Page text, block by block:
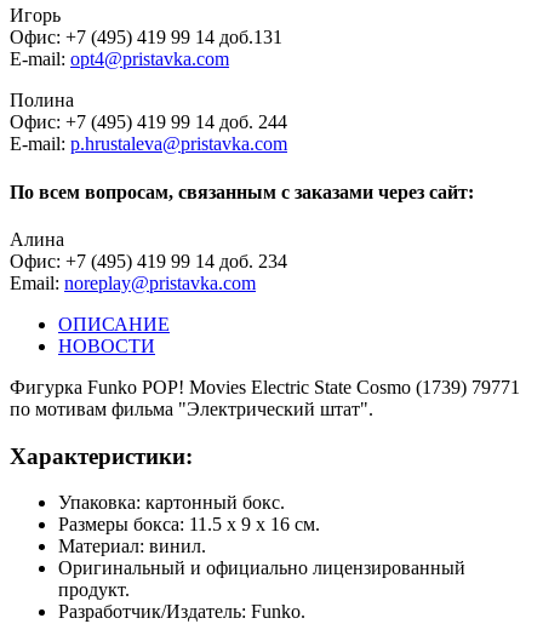
Игорь
Офис: +7 (495) 419 99 14 доб.131
E-mail: opt4@pristavka.com
Полина
Офис: +7 (495) 419 99 14 доб. 244
E-mail: p.hrustaleva@pristavka.com
По всем вопросам, связанным с заказами через сайт:
Алина
Офис: +7 (495) 419 99 14 доб. 234
Email: noreplay@pristavka.com
ОПИСАНИЕ
НОВОСТИ
Фигурка Funko POP! Movies Electric State Cosmo (1739) 79771
по мотивам фильма "Электрический штат".
Характеристики:
Упаковка: картонный бокс.
Размеры бокса: 11.5 х 9 х 16 см.
Материал: винил.
Оригинальный и официально лицензированный
продукт.
Разработчик/Издатель: Funko.